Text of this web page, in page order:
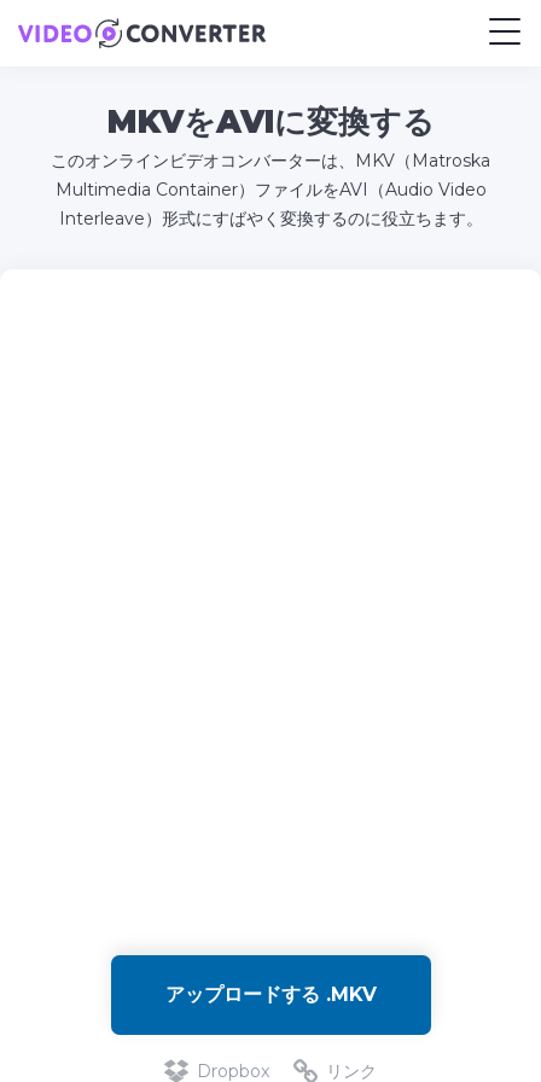
MKVをAVIに変換する
このオンラインビデオコンバーターは、MKV（Matroska
Multimedia Container）ファイルをAVI（Audio Video
Interleave）形式にすばやく変換するのに役立ちます。
アップロードする .MKV
Dropbox リンク